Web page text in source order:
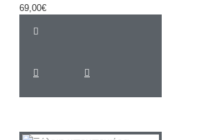
69,00€